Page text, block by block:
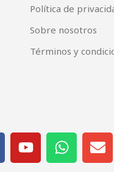
Política de
Sobre nosotros
Términos y